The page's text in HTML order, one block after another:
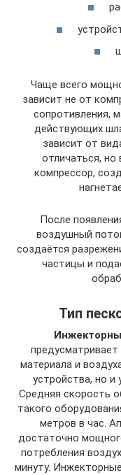
Чаще всего
зависит не от
сопротивления,
действующих
зависит от
отличаться, но
компрессор,
После
воздушный
создаётся
частицы и
Тип
материала и
устройства, но и
Средняя скорость
такого
метров в час.
достаточно
потребления
минуту.